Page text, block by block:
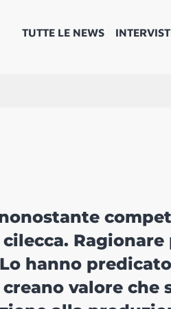
TUTTE LE NEWS
hanno
valore che